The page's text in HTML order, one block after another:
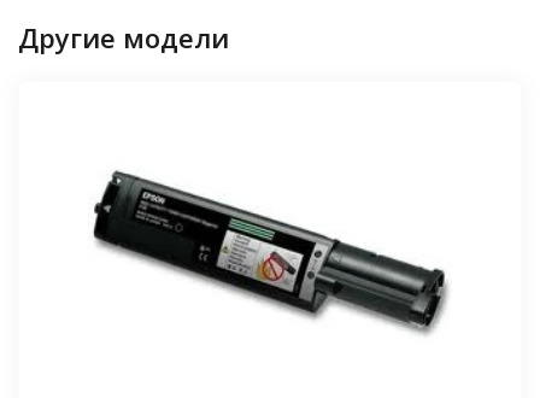
Другие модели